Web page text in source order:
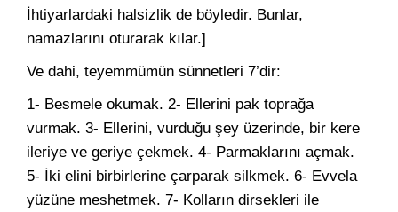
İhtiyarlardaki halsizlik de böyledir. Bunlar,
namazlarını oturarak kılar.]
Ve dahi, teyemmümün sünnetleri 7’dir:
1- Besmele okumak. 2- Ellerini pak toprağa
vurmak. 3- Ellerini, vurduğu şey üzerinde, bir kere
ileriye ve geriye çekmek. 4- Parmaklarını açmak.
5- İki elini birbirlerine çarparak silkmek. 6- Evvela
yüzüne meshetmek. 7- Kolların dirsekleri ile